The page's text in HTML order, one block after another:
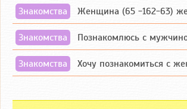
Знакомства Женщина (65 -162-63) желает познакомиться с одиноким,
Знакомства Познакомлюсь с мужчиной любящим танцевать и петь на
Знакомства Хочу познакомиться с женщиной до 55 лет чувашской или